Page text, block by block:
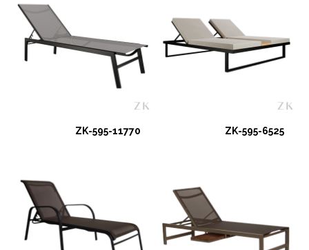
ZK-595-11770 ZK-595-6525